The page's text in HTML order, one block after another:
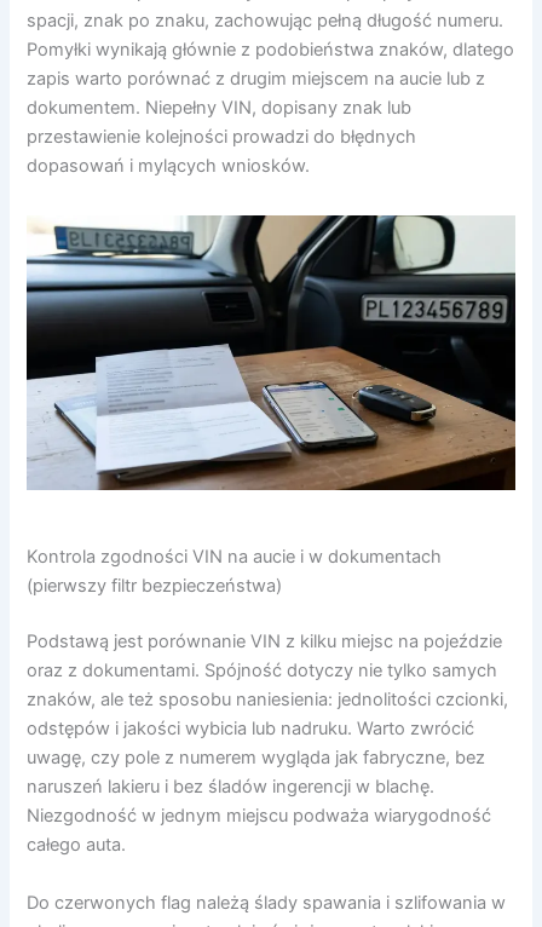
spacji, znak po znaku, zachowując pełną długość numeru.
Pomyłki wynikają głównie z podobieństwa znaków, dlatego
zapis warto porównać z drugim miejscem na aucie lub z
dokumentem. Niepełny VIN, dopisany znak lub
przestawienie kolejności prowadzi do błędnych
dopasowań i mylących wniosków.
Kontrola zgodności VIN na aucie i w dokumentach
(pierwszy filtr bezpieczeństwa)
Podstawą jest porównanie VIN z kilku miejsc na pojeździe
oraz z dokumentami. Spójność dotyczy nie tylko samych
znaków, ale też sposobu naniesienia: jednolitości czcionki,
odstępów i jakości wybicia lub nadruku. Warto zwrócić
uwagę, czy pole z numerem wygląda jak fabryczne, bez
naruszeń lakieru i bez śladów ingerencji w blachę.
Niezgodność w jednym miejscu podważa wiarygodność
całego auta.
Do czerwonych flag należą ślady spawania i szlifowania w